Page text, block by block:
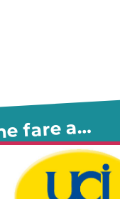
fare a…